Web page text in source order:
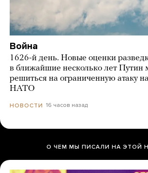
Война
1626-й день. Новые оценки
в ближайшие несколько лет Путин
решиться на ограниченную атаку
НАТО
НОВОСТИ 16 часов назад
О ЧЕМ МЫ ПИСАЛИ НА ЭТОЙ